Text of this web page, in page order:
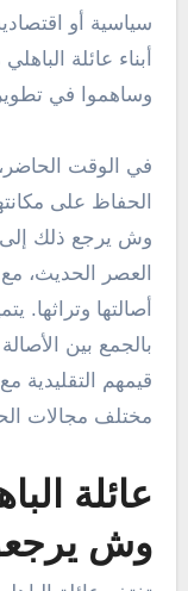
سياسية أو
أبناء عائلة
وساهموا في تطوير
في الوقت
الحفاظ على
وش يرجع ذلك
العصر الحديث،
أصالتها وتراثها.
بالجمع بين
قيمهم التقليدية
مختلف مجالات
عائلة
وش